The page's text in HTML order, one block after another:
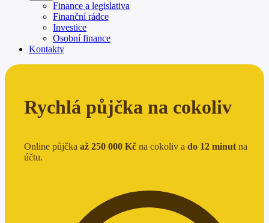
Finance a legislativa
Finanční rádce
Investice
Osobní finance
Kontakty
Rychlá půjčka na cokoliv
Online půjčka až 250 000 Kč na cokoliv a do 12 minut na
účtu.